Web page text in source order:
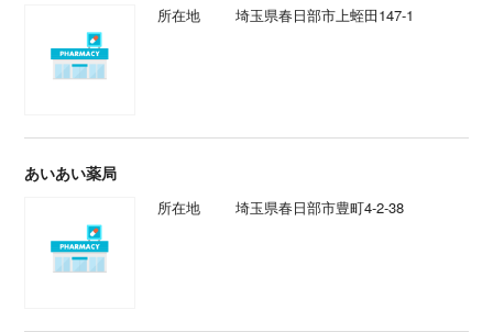
所在地 埼玉県春日部市上蛭田147-1
あいあい薬局
所在地 埼玉県春日部市豊町4-2-38